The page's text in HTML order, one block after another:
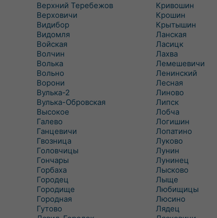
Верхний Теребежов
Верховичи
Видибор
Видомля
Войская
Волчин
Волька
Вольно
Ворони
Вулька-2
Вулька-Обровская
Высокое
Галево
Ганцевичи
Гвозница
Головчицы
Гончары
Горбаха
Городец
Городище
Городная
Гутово
Кривошин
Крошин
Крытышин
Ланская
Ласицк
Лахва
Лемешевичи
Ленинский
Лесная
Линово
Липск
Лобча
Логишин
Лопатино
Луково
Лунин
Лунинец
Лысково
Лыще
Любищицы
Люсино
Лядец